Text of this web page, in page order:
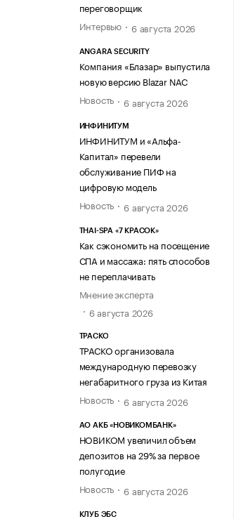
переговорщик
Интервью
6 августа 2026
ANGARA SECURITY
Компания «Блазар» выпустила
новую версию Blazar NAC
Новость
6 августа 2026
ИНФИНИТУМ
ИНФИНИТУМ и «Альфа-
Капитал» перевели
обслуживание ПИФ на
цифровую модель
Новость
6 августа 2026
THAI-SPA «7 КРАСОК»
Как сэкономить на посещение
СПА и массажа: пять способов
не переплачивать
Мнение эксперта
6 августа 2026
ТРАСКО
ТРАСКО организовала
международную перевозку
негабаритного груза из Китая
Новость
6 августа 2026
АО АКБ «НОВИКОМБАНК»
НОВИКОМ увеличил объем
депозитов на 29% за первое
полугодие
Новость
6 августа 2026
КЛУБ ЭБС